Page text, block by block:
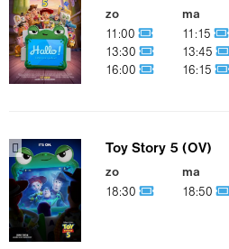
zo
11:00
13:30
16:00
ma
11:15
13:45
16:15
Toy Story 5 (OV)
zo
18:30
ma
18:50